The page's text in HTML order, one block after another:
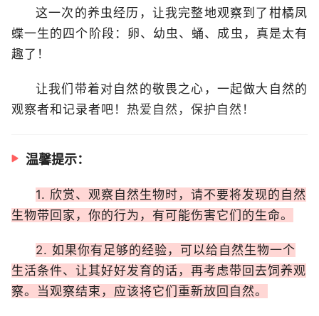
这一次的养虫经历，让我完整地观察到了柑橘凤
蝶一生的四个阶段：卵、幼虫、蛹、成虫，真是太有
趣了！
让我们带着对自然的敬畏之心，一起做大自然的
观察者和记录者吧！ 热爱自然，保护自然！
温馨提示：
1. 欣赏、观察自然生物时，请不要将发现的自然
生物带回家，你的行为，有可能伤害它们的生命。
2. 如果你有足够的经验，可以给自然生物一个
生活条件、让其好好发育的话，再考虑带回去饲养观
察。当观察结束，应该将它们重新放回自然。